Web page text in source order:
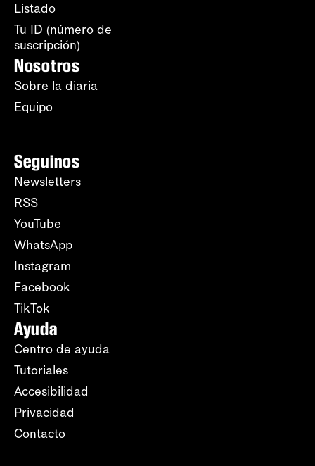
Listado
Tu ID (número de
suscripción)
Nosotros
Sobre la diaria
Equipo
Seguinos
Newsletters
RSS
YouTube
WhatsApp
Instagram
Facebook
TikTok
Ayuda
Centro de ayuda
Tutoriales
Accesibilidad
Privacidad
Contacto